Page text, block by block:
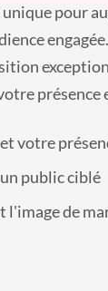
pour
présence
votre
public ciblé
l'image de